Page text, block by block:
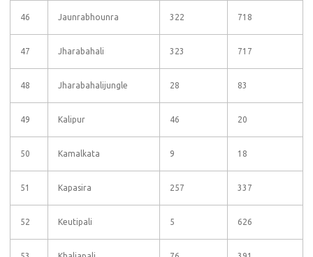
46 Jaunrabhounra 322 718
47 Jharabahali 323 717
48 Jharabahalijungle 28 83
49 Kalipur 46 20
50 Kamalkata 9 18
51 Kapasira 257 337
52 Keutipali 5 626